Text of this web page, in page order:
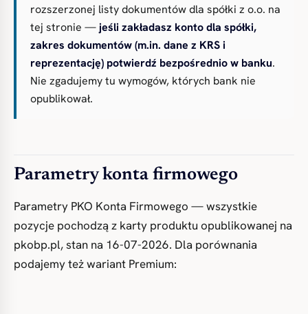
rozszerzonej listy dokumentów dla spółki z o.o. na
tej stronie —jeśli zakładasz konto dla spółki,
zakres dokumentów (m.in. dane z KRS i
reprezentację) potwierdź bezpośrednio w banku.
Nie zgadujemy tu wymogów, których bank nie
opublikował.
Parametry konta firmowego
Parametry PKO Konta Firmowego — wszystkie
pozycje pochodzą z karty produktu opublikowanej na
pkobp.pl, stan na 16-07-2026. Dla porównania
podajemy też wariant Premium: